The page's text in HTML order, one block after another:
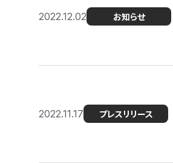
2022.12.02 お知らせ
2022.11.17 プレスリリース